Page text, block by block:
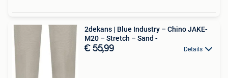
2dekans | Blue Industry – Chino JAKE-
M20 – Stretch – Sand -
€ 55,99 Details